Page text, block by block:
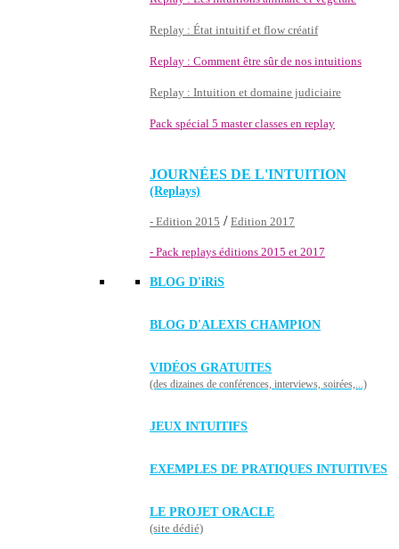
Replay : État intuitif et flow créatif
Replay : Comment être sûr de nos intuitions
Replay : Intuition et domaine judiciaire
Pack spécial 5 master classes en replay
JOURNÉES DE L'INTUITION
(Replays)
- Edition 2015 / Edition 2017
- Pack replays éditions 2015 et 2017
BLOG D'iRiS
BLOG D'ALEXIS CHAMPION
VIDÉOS GRATUITES
(des dizaines de conférences, interviews, soirées,...)
JEUX INTUITIFS
EXEMPLES DE PRATIQUES INTUITIVES
LE PROJET ORACLE
(site dédié)